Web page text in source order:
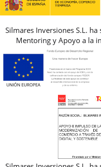
Silmares Inversiones S.L.
Mentoring y Apoyo a la